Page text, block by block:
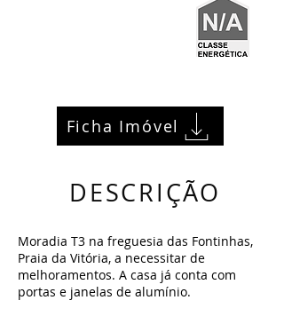
Ficha Imóvel
DESCRIÇÃO
Moradia T3 na freguesia das Fontinhas,
Praia da Vitória, a necessitar de
melhoramentos. A casa já conta com
portas e janelas de alumínio.